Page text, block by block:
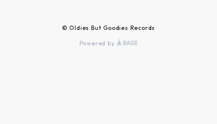
© Oldies But Goodies Records
Powered by